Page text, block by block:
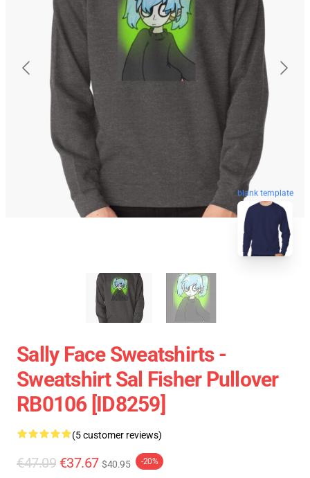
blank template
Sally Face Sweatshirts -
Sweatshirt Sal Fisher Pullover
RB0106 [ID8259]
(5 customer reviews)
€47.09 €37.67 $40.95 -20%